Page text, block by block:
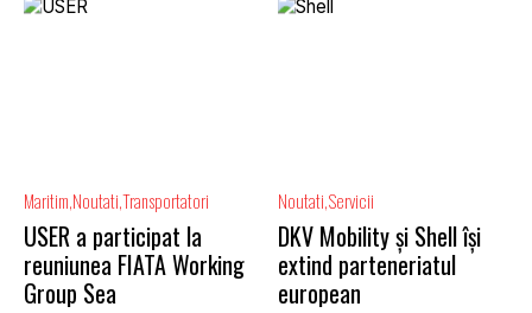
Maritim NoutatiTransportatori
USER a participat la
reuniunea FIATA Working
Group Sea
Noutati Servicii
DKV Mobility și Shell își
extind parteneriatul
european